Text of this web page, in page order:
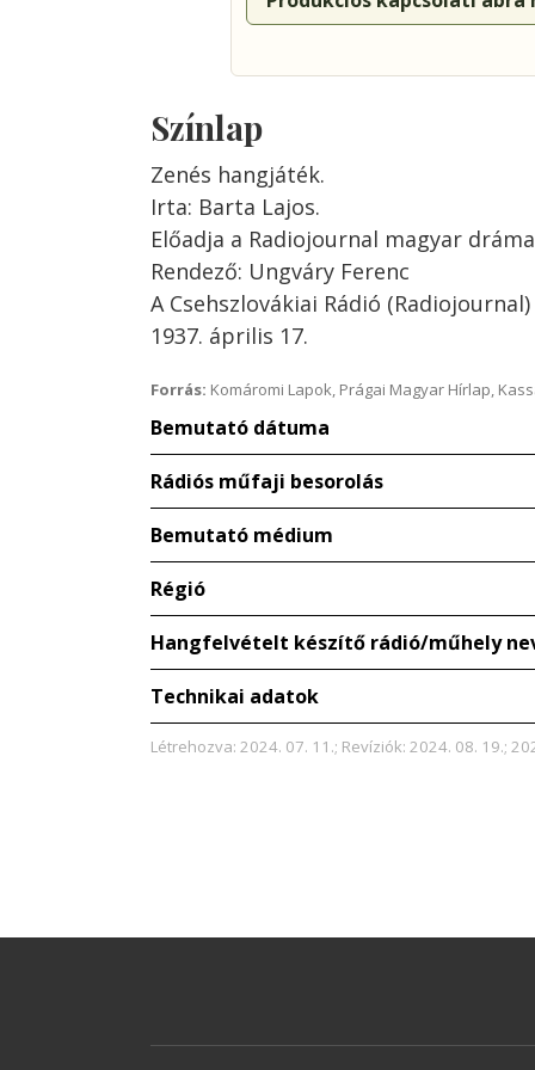
Színlap
Zenés hangjáték.
Irta: Barta Lajos.
Előadja a Radiojournal magyar
Rendező: Ungváry Ferenc
A Csehszlovákiai Rádió
1937. április 17.
Forrás: Komáromi Lapok, Prágai Magyar Hírlap,
Bemutató dátuma
Rádiós műfaji besorolás
Bemutató médium
Régió
Hangfelvételt készítő rádió/műhely
Technikai adatok
Létrehozva: 2024. 07. 11.; Revíziók: 2024. 08. 19.;